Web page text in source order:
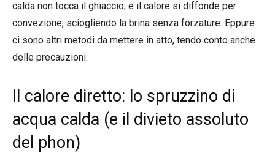
calda non tocca il ghiaccio, e il calore si diffonde per
convezione, sciogliendo la brina senza forzature. Eppure
ci sono altri metodi da mettere in atto, tendo conto anche
delle precauzioni.
Il calore diretto: lo spruzzino di
acqua calda (e il divieto assoluto
del phon)